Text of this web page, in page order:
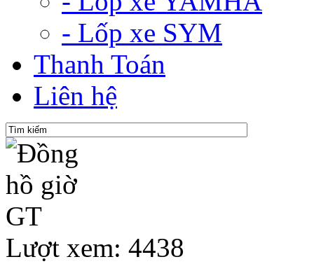
- Lốp xe SYM
Thanh Toán
Liên hệ
Lượt xem: 4438